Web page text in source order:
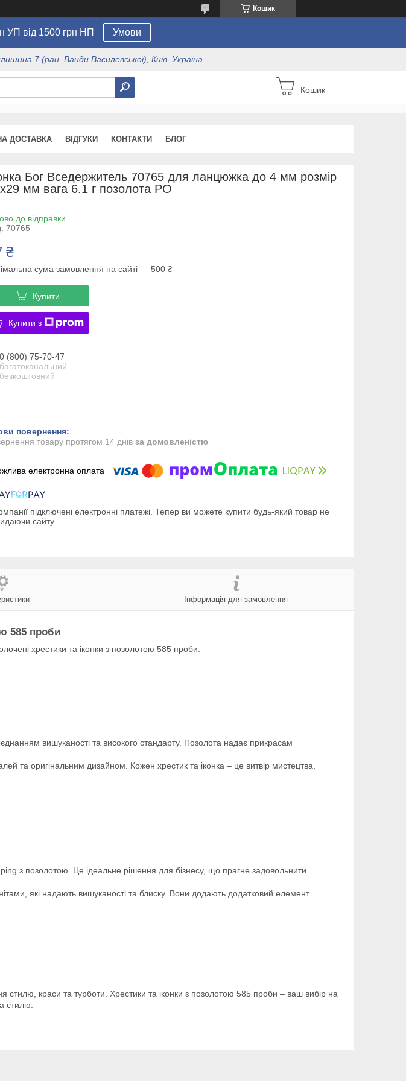
Кошик
УП від 1500 грн НП Умови
7 (ран. Ванди Василевської), Київ, Україна
Кошик
ДОСТАВКА ВІДГУКИ КОНТАКТИ БЛОГ
Бог Вседержитель 70765 для ланцюжка до 4 мм розмір
мм вага 6.1 г позолота РО
до відправки
70765
₴
сума замовлення на сайті — 500 ₴
Купити
Купити з
0 (800) 75-70-47
багатоканальний
безкоштовний
товару протягом 14 днів за домовленістю
підключені електронні платежі. Тепер ви можете купити будь-який товар не
сайту.
Інформація для замовлення
585 проби
хрестики та іконки з позолотою 585 проби.
вишуканості та високого стандарту. Позолота надає прикрасам
та оригінальним дизайном. Кожен хрестик та іконка – це витвір мистецтва,
з позолотою. Це ідеальне рішення для бізнесу, що прагне задовольнити
які надають вишуканості та блиску. Вони додають додатковий елемент
стилю, краси та турботи. Хрестики та іконки з позолотою 585 проби – ваш вибір на
стилю.